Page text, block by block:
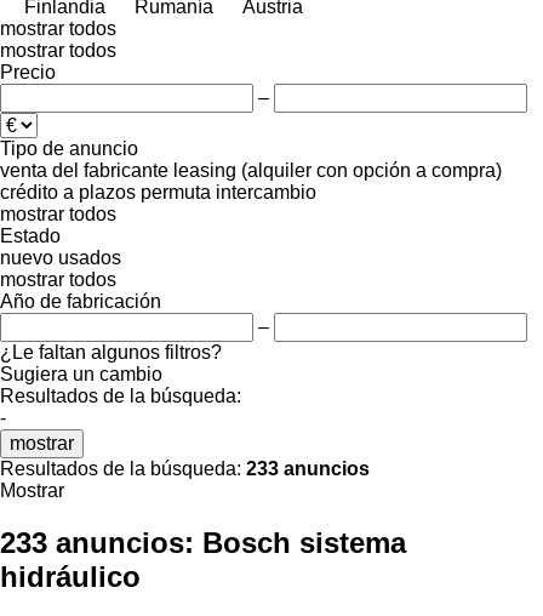
Finlandia Rumanía
Austria
mostrar todos
mostrar todos
Precio
–
Tipo de anuncio
venta del fabricante leasing (alquiler con opción a compra)
crédito a plazos permuta intercambio
mostrar todos
Estado
nuevo usados
mostrar todos
Año de fabricación
–
¿Le faltan algunos filtros?
Sugiera un cambio
Resultados de la búsqueda:
-
mostrar
Resultados de la búsqueda: 233 anuncios
Mostrar
233 anuncios: Bosch sistema
hidráulico